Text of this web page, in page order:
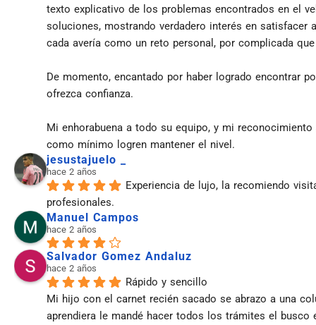
texto explicativo de los problemas encontrados en el
soluciones, mostrando verdadero interés en satisfacer
cada avería como un reto personal, por complicada
De momento, encantado por haber logrado encontrar
ofrezca confianza.
Mi enhorabuena a todo su equipo, y mi
como mínimo logren mantener el nivel.
jesustajuelo _
hace 2 años
Experiencia de lujo, la recomiendo
profesionales.
Manuel Campos
hace 2 años
Salvador Gomez Andaluz
hace 2 años
Rápido y sencillo
Mi hijo con el carnet recién sacado se abrazo a una
aprendiera le mandé hacer todos los trámites el busco